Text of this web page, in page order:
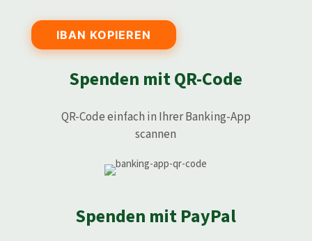
IBAN KOPIEREN
Spenden mit QR-Code
QR-Code einfach in Ihrer Banking-App
scannen
Spenden mit PayPal